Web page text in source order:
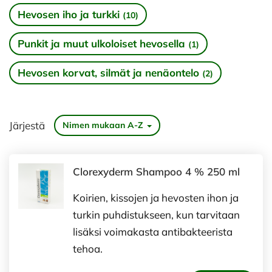
Hevosen iho ja turkki (10)
Punkit ja muut ulkoloiset hevosella (1)
Hevosen korvat, silmät ja nenäontelo (2)
Järjestä Nimen mukaan A-Z
Clorexyderm Shampoo 4 % 250 ml
Koirien, kissojen ja hevosten ihon ja
turkin puhdistukseen, kun tarvitaan
lisäksi voimakasta antibakteerista
tehoa.